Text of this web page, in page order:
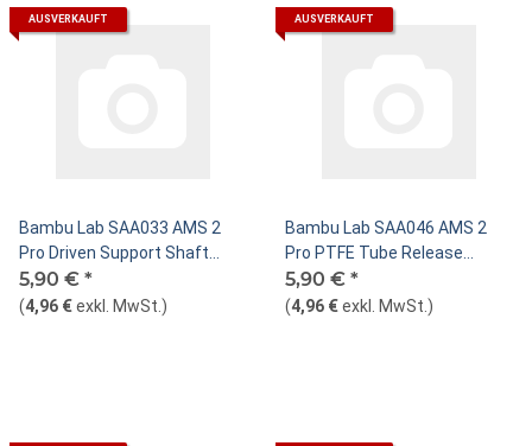
AUSVERKAUFT
Bambu Lab SAA033 AMS 2
Pro Driven Support Shaft
Assembly
5,90 € *
(4,96 €exkl. MwSt. )
AUSVERKAUFT
Bambu Lab SAA046 AMS 2
Pro PTFE Tube Release
Button
5,90 € *
(4,96 €exkl. MwSt. )